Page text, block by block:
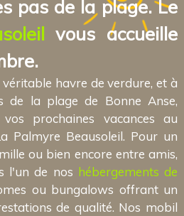
pas de la plage. Le
vous accueille
havre de verdure, et à
de la plage de Bonne Anse,
prochaines vacances au
Palmyre Beausoleil. Pour un
ou bien encore entre amis,
l'un de nos hébergements de
ou bungalows offrant un
de qualité. Nos mobil